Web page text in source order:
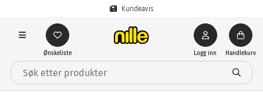
Kundeavis
Ønskeliste Logg inn Handlekurv